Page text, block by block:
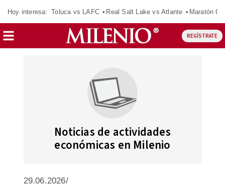
Hoy interesa: Toluca vs LAFC Real Salt Lake vs Atlante Maratón
REGÍSTRATE
Noticias de actividades
económicas en Milenio
29.06.2026/